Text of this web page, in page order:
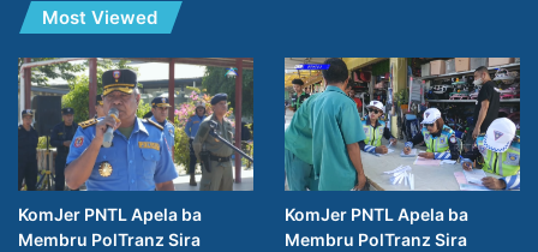
Most Viewed
KomJer PNTL Apela ba
Membru PolTranz Sira
KomJer PNTL Apela ba
Membru PolTranz Sira